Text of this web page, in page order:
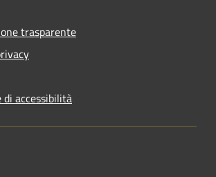
trasparente
di accessibilità